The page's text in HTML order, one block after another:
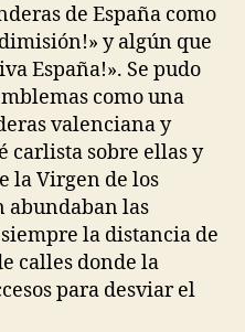
de España como
y algún que
España!». Se pudo
como una
valenciana y
carlista sobre ellas y
la Virgen de los
abundaban las
la distancia de
calles donde la
para desviar el